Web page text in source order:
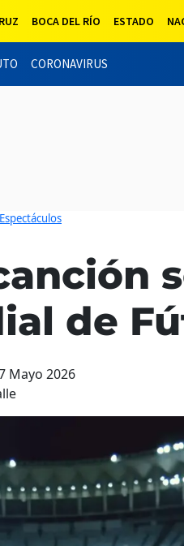
BOCA DEL RÍO ESTADO
CORONAVIRUS
Espectáculos
de
Mayo 2026